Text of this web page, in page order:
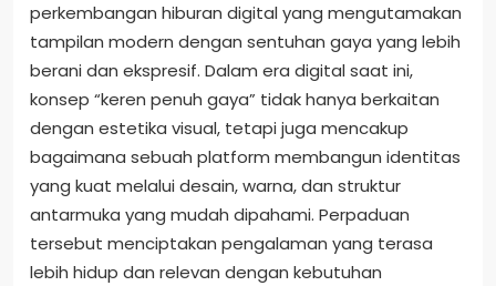
perkembangan hiburan digital yang mengutamakan
tampilan modern dengan sentuhan gaya yang lebih
berani dan ekspresif. Dalam era digital saat ini,
konsep “keren penuh gaya” tidak hanya berkaitan
dengan estetika visual, tetapi juga mencakup
bagaimana sebuah platform membangun identitas
yang kuat melalui desain, warna, dan struktur
antarmuka yang mudah dipahami. Perpaduan
tersebut menciptakan pengalaman yang terasa
lebih hidup dan relevan dengan kebutuhan